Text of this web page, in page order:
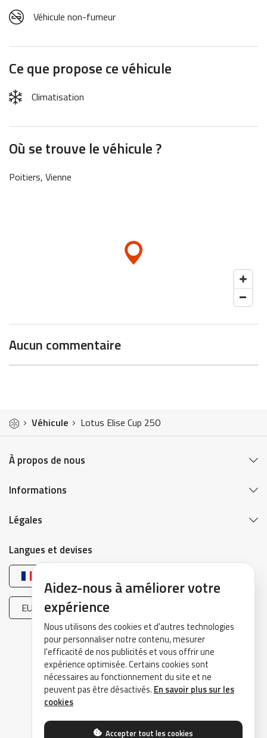
Véhicule non-fumeur
Ce que propose ce véhicule
Climatisation
Où se trouve le véhicule ?
Poitiers, Vienne
Aucun commentaire
Véhicule Lotus Elise Cup 250
À propos de nous
Informations
Légales
Langues et devises
EUR (€)
©2026 DrivePark - Tous droits réservés.
Aidez-nous à améliorer votre
expérience
Nous utilisons des cookies et d'autres technologies
pour personnaliser notre contenu, mesurer
l'efficacité de nos publicités et vous offrir une
expérience optimisée. Certains cookies sont
nécessaires au fonctionnement du site et ne
peuvent pas être désactivés. En savoir plus sur les
cookies
Accepter tout les cookies